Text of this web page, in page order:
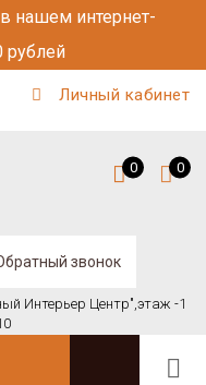
нашем интернет-
рублей
Личный кабинет
звонок
Интерьер Центр",этаж -1
0 0